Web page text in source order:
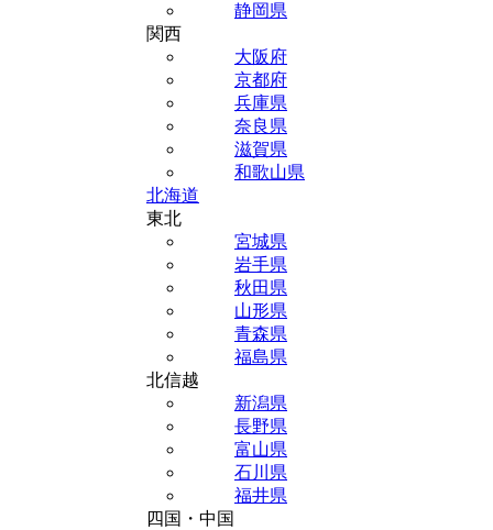
静岡県
関西
大阪府
京都府
兵庫県
奈良県
滋賀県
和歌山県
北海道
東北
宮城県
岩手県
秋田県
山形県
青森県
福島県
北信越
新潟県
長野県
富山県
石川県
福井県
四国・中国